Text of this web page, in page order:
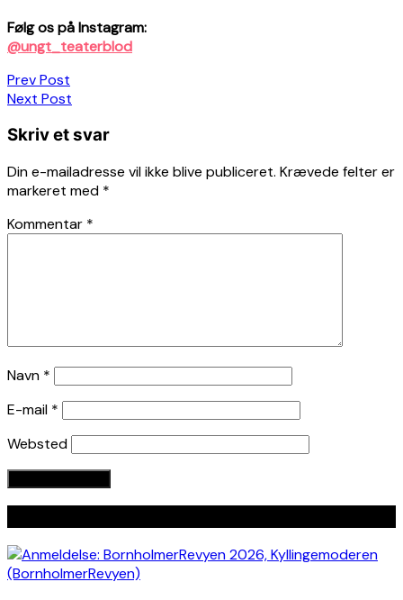
Følg os på Instagram:
@ungt_teaterblod
Indlægsnavigation
Prev Post
Next Post
Skriv et svar
Din e-mailadresse vil ikke blive publiceret. Krævede felter er
markeret med *
Kommentar *
Navn *
E-mail *
Websted